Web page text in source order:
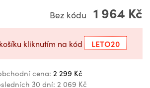
Bez kódu 1 964 Kč
kliknutím na kód LETO20
cena: 2 299 Kč
30 dní: 2 069 Kč